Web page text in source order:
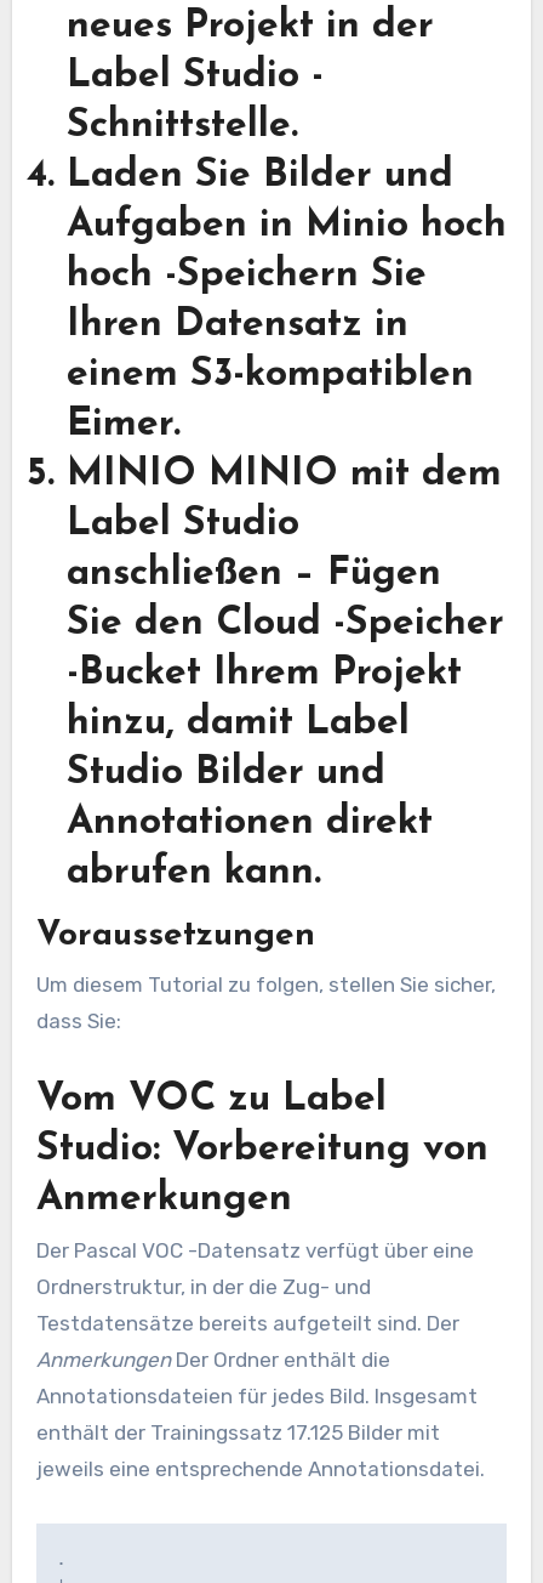
neues Projekt in der
Label Studio -
Schnittstelle.
Laden Sie Bilder und
Aufgaben in Minio hoch
hoch -Speichern Sie
Ihren Datensatz in
einem S3-kompatiblen
Eimer.
MINIO MINIO mit dem
Label Studio
anschließen – Fügen
Sie den Cloud -Speicher
-Bucket Ihrem Projekt
hinzu, damit Label
Studio Bilder und
Annotationen direkt
abrufen kann.
Voraussetzungen
Um diesem Tutorial zu folgen, stellen Sie sicher,
dass Sie:
Vom VOC zu Label
Studio: Vorbereitung von
Anmerkungen
Der Pascal VOC -Datensatz verfügt über eine
Ordnerstruktur, in der die Zug- und
Testdatensätze bereits aufgeteilt sind. Der
AnmerkungenDer Ordner enthält die
Annotationsdateien für jedes Bild. Insgesamt
enthält der Trainingssatz 17.125 Bilder mit
jeweils eine entsprechende Annotationsdatei.
.